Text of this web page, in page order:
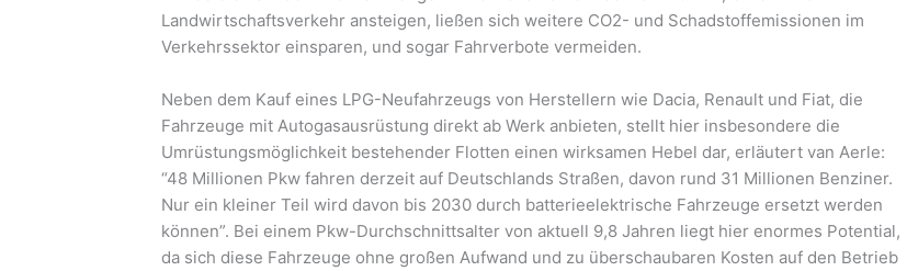
Landwirtschaftsverkehr ansteigen, ließen sich weitere CO2- und Schadstoffemissionen im
Verkehrssektor einsparen, und sogar Fahrverbote vermeiden.
Neben dem Kauf eines LPG-Neufahrzeugs von Herstellern wie Dacia, Renault und Fiat, die
Fahrzeuge mit Autogasausrüstung direkt ab Werk anbieten, stellt hier insbesondere die
Umrüstungsmöglichkeit bestehender Flotten einen wirksamen Hebel dar, erläutert van Aerle:
“48 Millionen Pkw fahren derzeit auf Deutschlands Straßen, davon rund 31 Millionen Benziner.
Nur ein kleiner Teil wird davon bis 2030 durch batterieelektrische Fahrzeuge ersetzt werden
können”. Bei einem Pkw-Durchschnittsalter von aktuell 9,8 Jahren liegt hier enormes Potential,
da sich diese Fahrzeuge ohne großen Aufwand und zu überschaubaren Kosten auf den Betrieb